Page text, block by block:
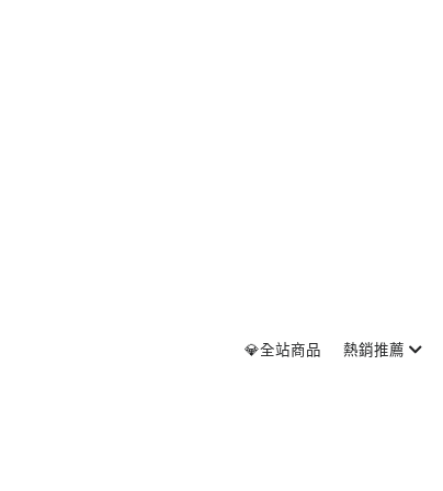
💎全站商品 熱銷推薦